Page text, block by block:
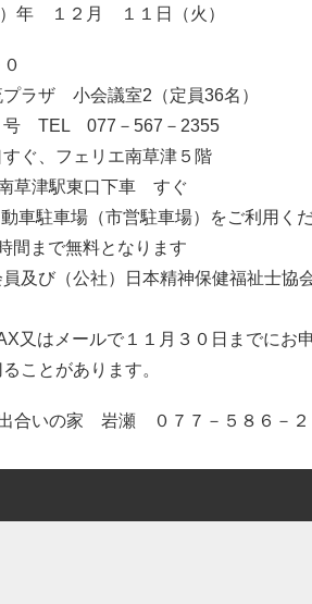
年 １２月 １１日（火）
ラザ 小会議室2（定員36名）
号 TEL 077－567－2355
ぐ、フェリエ南草津５階
津駅東口下車 すぐ
車駐車場（市営駐車場）をご利用く
間まで無料となります
及び（公社）日本精神保健福祉士協
又はメールで１１月３０日までにお
ことがあります。
合いの家 岩瀬 ０７７－５８６－２